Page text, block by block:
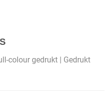
colour gedrukt | Gedrukt